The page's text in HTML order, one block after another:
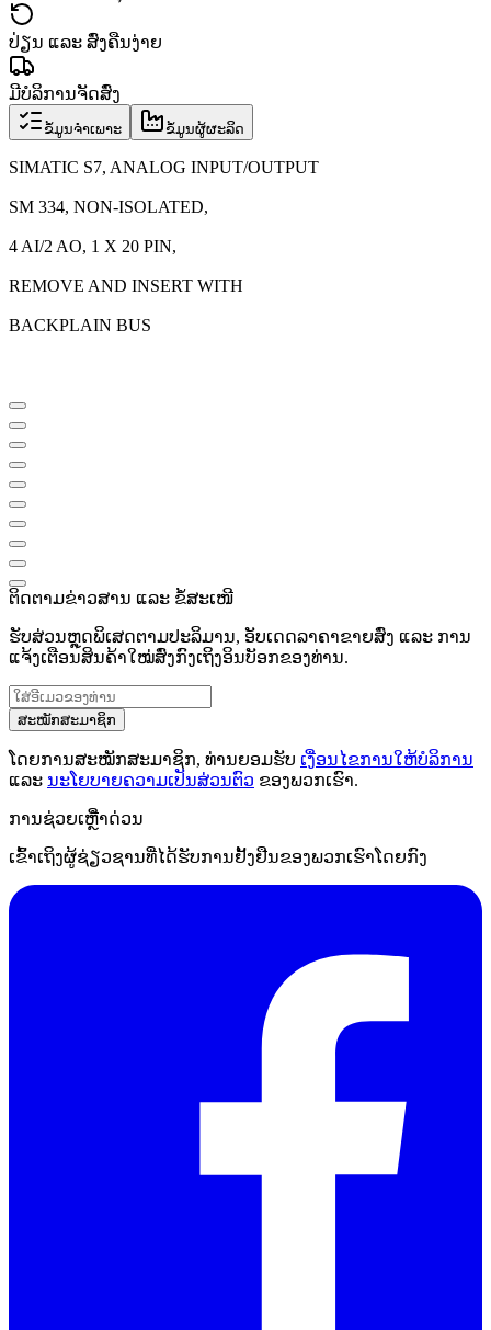
ປ່ຽນ ແລະ ສົ່ງຄືນງ່າຍ
ມີບໍລິການຈັດສົ່ງ
ຂໍ້ມູນຈຳເພາະ ຂໍ້ມູນຜູ້ຜະລິດ
SIMATIC S7, ANALOG INPUT/OUTPUT
SM 334, NON-ISOLATED,
4 AI/2 AO, 1 X 20 PIN,
REMOVE AND INSERT WITH
BACKPLAIN BUS
ຕິດຕາມຂ່າວສານ ແລະ ຂໍ້ສະເໜີ
ຮັບສ່ວນຫຼຸດພິເສດຕາມປະລິມານ, ອັບເດດລາຄາຂາຍສົ່ງ ແລະ ການ
ແຈ້ງເຕືອນສິນຄ້າໃໝ່ສົ່ງກົງເຖິງອິນບັອກຂອງທ່ານ.
ສະໝັກສະມາຊິກ
ໂດຍການສະໝັກສະມາຊິກ, ທ່ານຍອມຮັບ ເງື່ອນໄຂການໃຫ້ບໍລິການ
ແລະ ນະໂຍບາຍຄວາມເປັນສ່ວນຕົວ ຂອງພວກເຮົາ.
ການຊ່ວຍເຫຼືໍາດ່ວນ
ເຂົ້າເຖິງຜູ້ຊ່ຽວຊານທີ່ໄດ້ຮັບການຢັ້ງຢືນຂອງພວກເຮົາໂດຍກົງ